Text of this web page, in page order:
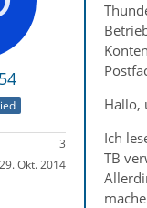
3
29. Okt. 2014
Hallo,
Ich
TB